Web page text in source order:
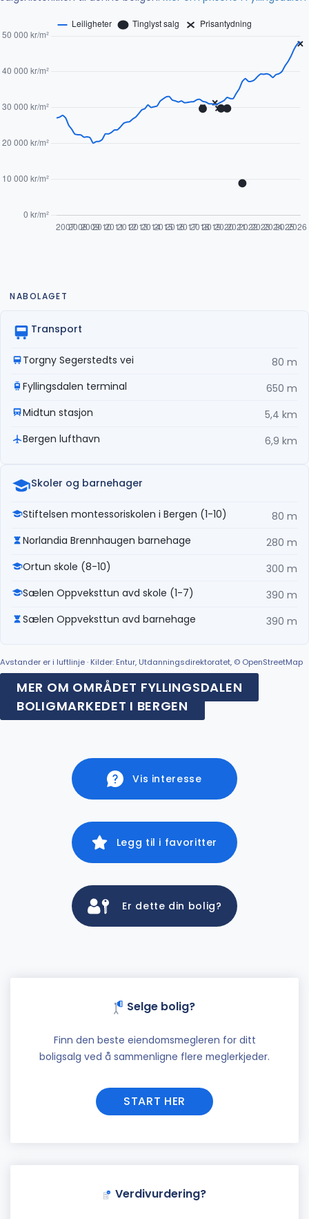
NABOLAGET
Transport
Torgny Segerstedts vei
80 m
Fyllingsdalen terminal
650 m
Midtun stasjon
5,4 km
Bergen lufthavn
6,9 km
Skoler og barnehager
Stiftelsen montessoriskolen i Bergen (1-10)
80 m
Norlandia Brennhaugen barnehage
280 m
Ortun skole (8-10)
300 m
Sælen Oppveksttun avd skole (1-7)
390 m
Sælen Oppveksttun avd barnehage
390 m
Avstander er i luftlinje · Kilder: Entur, Utdanningsdirektoratet, © OpenStreetMap
MER OM OMRÅDET FYLLINGSDALEN
BOLIGMARKEDET I BERGEN
Vis interesse
Legg til i favoritter
Er dette din bolig?
Selge bolig?
Finn den beste eiendomsmegleren for ditt
boligsalg ved å sammenligne flere meglerkjeder.
START HER
Verdivurdering?